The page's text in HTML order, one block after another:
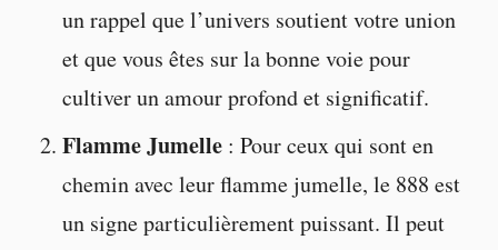
un rappel que l’univers soutient votre union
et que vous êtes sur la bonne voie pour
cultiver un amour profond et significatif.
Flamme Jumelle: Pour ceux qui sont en
chemin avec leur flamme jumelle, le 888 est
un signe particulièrement puissant. Il peut